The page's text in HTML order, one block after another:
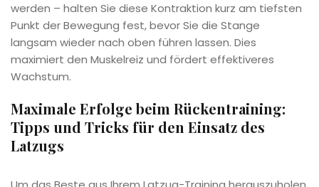
werden – halten Sie diese Kontraktion kurz am tiefsten
Punkt der Bewegung fest, bevor Sie die Stange
langsam wieder nach oben führen lassen. Dies
maximiert den Muskelreiz und fördert effektiveres
Wachstum.
Maximale Erfolge beim Rückentraining:
Tipps und Tricks für den Einsatz des
Latzugs